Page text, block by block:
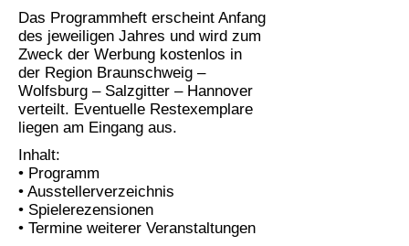
Das Programmheft erscheint Anfang
des jeweiligen Jahres und wird zum
Zweck der Werbung kostenlos in
der Region Braunschweig –
Wolfsburg – Salzgitter – Hannover
verteilt. Eventuelle Restexemplare
liegen am Eingang aus.
Inhalt:
• Programm
• Ausstellerverzeichnis
• Spielerezensionen
• Termine weiterer Veranstaltungen